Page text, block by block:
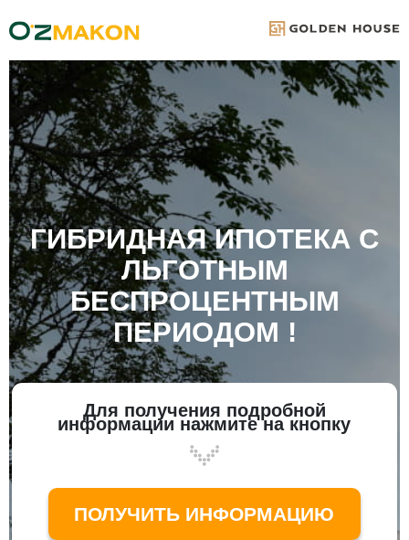
ГИБРИДНАЯ ИПОТЕКА С
ЛЬГОТНЫМ
БЕСПРОЦЕНТНЫМ
ПЕРИОДОМ !
Для получения подробной
информации нажмите на кнопку
ПОЛУЧИТЬ ИНФОРМАЦИЮ